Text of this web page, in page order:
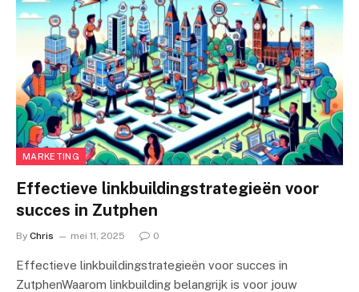
MARKETING
Effectieve linkbuildingstrategieën voor
succes in Zutphen
By Chris mei 11, 2025 0
Effectieve linkbuildingstrategieën voor succes in
ZutphenWaarom linkbuilding belangrijk is voor jouw